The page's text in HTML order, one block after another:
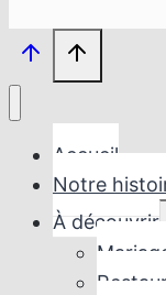
Accueil
Notre
À découvrir